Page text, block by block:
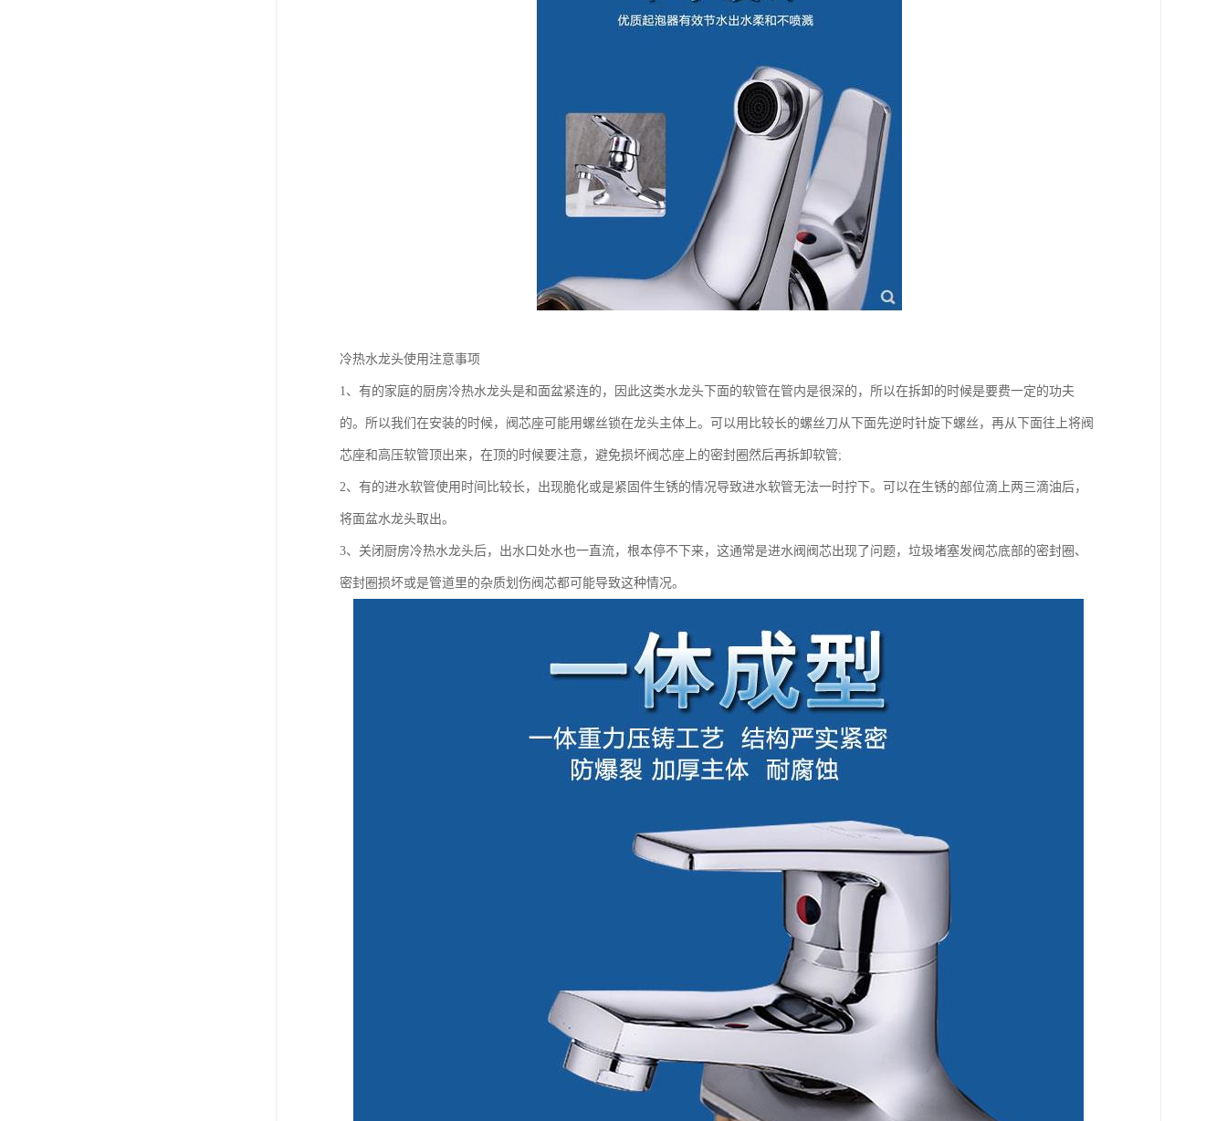
冷热水龙头使用注意事项
1、有的家庭的厨房冷热水龙头是和面盆紧连的，因此这类水龙头下面的软管在管内是很深的，所以在拆卸的时候是要费一定的功夫
的。所以我们在安装的时候，阀芯座可能用螺丝锁在龙头主体上。可以用比较长的螺丝刀从下面先逆时针旋下螺丝，再从下面往上将阀
芯座和高压软管顶出来，在顶的时候要注意，避免损坏阀芯座上的密封圈然后再拆卸软管;
2、有的进水软管使用时间比较长，出现脆化或是紧固件生锈的情况导致进水软管无法一时拧下。可以在生锈的部位滴上两三滴油后，
将面盆水龙头取出。
3、关闭厨房冷热水龙头后，出水口处水也一直流，根本停不下来，这通常是进水阀阀芯出现了问题，垃圾堵塞发阀芯底部的密封圈、
密封圈损坏或是管道里的杂质划伤阀芯都可能导致这种情况。